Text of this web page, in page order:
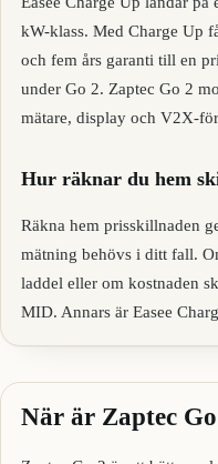
kW-klass. Med Charge Up
och fem års garanti till en
under Go 2. Zaptec Go 2
mätare, display och V2X-
Hur räknar du hem
Räkna hem prisskillnaden
mätning behövs i ditt fall.
laddel eller om kostnaden
MID. Annars är Easee
När är Zaptec